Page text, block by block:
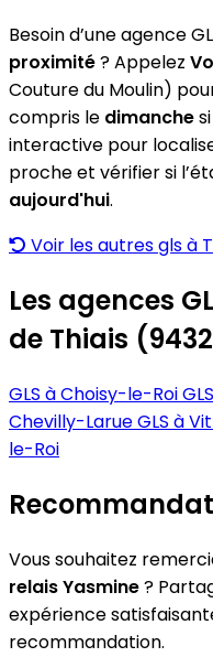
Besoin d’une agence
proximité? Appelez
Couture du Moulin)
compris le dimanche
interactive pour
proche et vérifier si
aujourd'hui.
Voir les autres gls à
Les agences
de Thiais
GLS à Choisy-le-Roi
Chevilly-LarueGLS à
le-Roi
Vous souhaitez
relais Yasmine?
expérience
recommandation.